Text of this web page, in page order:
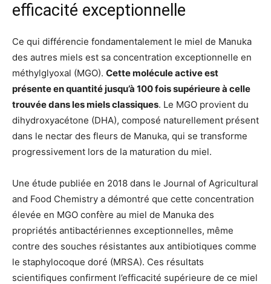
efficacité exceptionnelle
Ce qui différencie fondamentalement le miel de Manuka
des autres miels est sa concentration exceptionnelle en
méthylglyoxal (MGO). Cette molécule active est
présente en quantité jusqu’à 100 fois supérieure à celle
trouvée dans les miels classiques. Le MGO provient du
dihydroxyacétone (DHA), composé naturellement présent
dans le nectar des fleurs de Manuka, qui se transforme
progressivement lors de la maturation du miel.
Une étude publiée en 2018 dans le Journal of Agricultural
and Food Chemistry a démontré que cette concentration
élevée en MGO confère au miel de Manuka des
propriétés antibactériennes exceptionnelles, même
contre des souches résistantes aux antibiotiques comme
le staphylocoque doré (MRSA). Ces résultats
scientifiques confirment l’efficacité supérieure de ce miel